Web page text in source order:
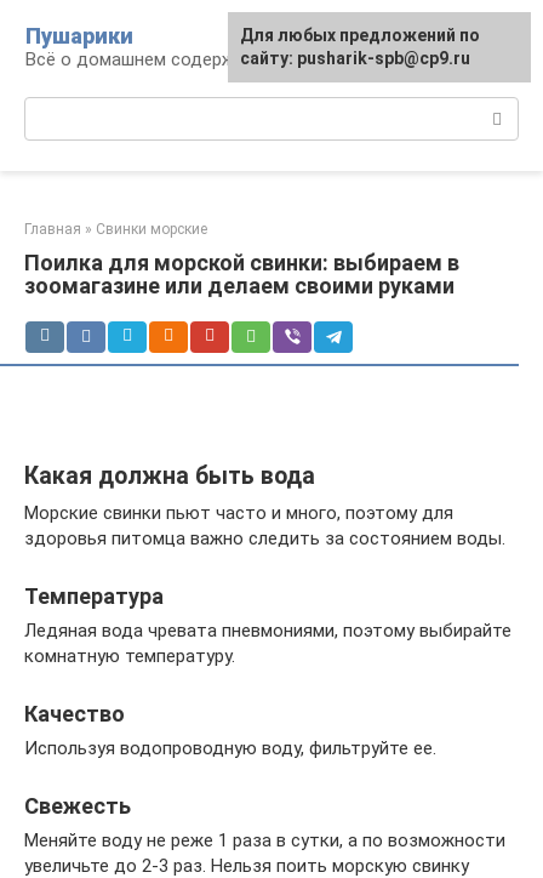
контенту
Пушарики
Всё о домашнем содержании грызунов
Главная » Свинки морские
Поилка для морской свинки: выбираем в
зоомагазине или делаем своими руками
Какая должна быть вода
Морские свинки пьют часто и много, поэтому для
здоровья питомца важно следить за состоянием воды.
Температура
Ледяная вода чревата пневмониями, поэтому выбирайте
комнатную температуру.
Качество
Используя водопроводную воду, фильтруйте ее.
Свежесть
Меняйте воду не реже 1 раза в сутки, а по возможности
увеличьте до 2-3 раз. Нельзя поить морскую свинку
Для любых предложений по
сайту: pusharik-spb@cp9.ru